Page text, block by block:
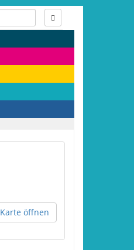
Karte öffnen